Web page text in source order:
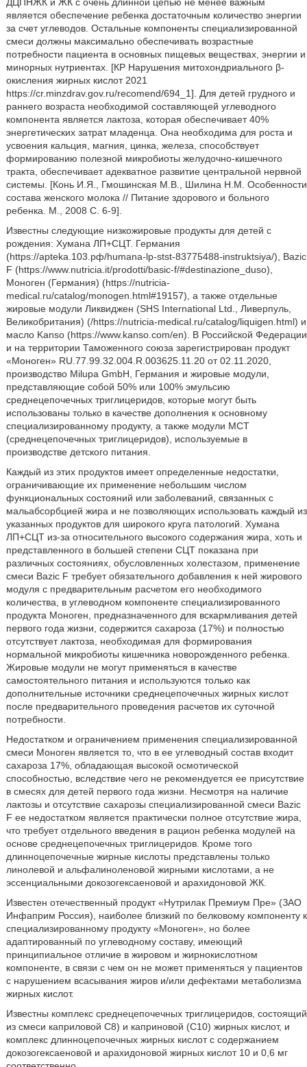
является обеспечение ребенка достаточным количество энергии
за счет углеводов. Остальные компоненты специализированной
смеси должны максимально обеспечивать возрастные
потребности пациента в основных пищевых веществах, энергии и
минорных нутриентах. [КР Нарушения митохондриального β-
окисления жирных кислот 2021
https://cr.minzdrav.gov.ru/recomend/694_1]. Для детей грудного и
раннего возраста необходимой составляющей углеводного
компонента является лактоза, которая обеспечивает 40%
энергетических затрат младенца. Она необходима для роста и
усвоения кальция, магния, цинка, железа, способствует
формированию полезной микробиоты желудочно-кишечного
тракта, обеспечивает адекватное развитие центральной нервной
системы. [Конь И.Я., Гмошинская М.В., Шилина Н.М. Особенности
состава женского молока // Питание здорового и больного
ребенка. М., 2008 С. 6-9].
Известны следующие низкожировые продукты для детей с
рождения: Хумана ЛП+СЦТ. Германия
(https://apteka.103.рф/humana-lp-stst-83775488-instruktsiya/), Bazic
F (https://www.nutricia.it/prodotti/basic-f/#destinazione_duso),
Моноген (Германия) (https://nutricia-
medical.ru/catalog/monogen.html#19157), а также отдельные
жировые модули Ликвиджен (SHS International Ltd., Ливерпуль,
Великобритания) (/https://nutricia-medical.ru/catalog/liquigen.html) и
масло Kanso (https://www.kanso.com/en). В Российской Федерации
и на территории Таможенного союза зарегистрирован продукт
«Моноген» RU.77.99.32.004.R.003625.11.20 от 02.11.2020,
производство Milupa GmbH, Германия и жировые модули,
представляющие собой 50% или 100% эмульсию
среднецепочечных триглицеридов, которые могут быть
использованы только в качестве дополнения к основному
специализированному продукту, а также модули МСТ
(среднецепочечных триглицеридов), используемые в
производстве детского питания.
Каждый из этих продуктов имеет определенные недостатки,
ограничивающие их применение небольшим числом
функциональных состояний или заболеваний, связанных с
мальабсорбцией жира и не позволяющих использовать каждый из
указанных продуктов для широкого круга патологий. Хумана
ЛП+СЦТ из-за относительного высокого содержания жира, хоть и
представленного в большей степени СЦТ показана при
различных состояниях, обусловленных холестазом, применение
смеси Bazic F требует обязательного добавления к ней жирового
модуля с предварительным расчетом его необходимого
количества, в углеводном компоненте специализированного
продукта Моноген, предназначенного для вскармливания детей
первого года жизни, содержится сахароза (17%) и полностью
отсутствует лактоза, необходимая для формирования
нормальной микробиоты кишечника новорожденного ребенка.
Жировые модули не могут применяться в качестве
самостоятельного питания и используются только как
дополнительные источники среднецепочечных жирных кислот
после предварительного проведения расчетов их суточной
потребности.
Недостатком и ограничением применения специализированной
смеси Моноген является то, что в ее углеводный состав входит
сахароза 17%, обладающая высокой осмотической
способностью, вследствие чего не рекомендуется ее присутствие
в смесях для детей первого года жизни. Несмотря на наличие
лактозы и отсутствие сахарозы специализированной смеси Bazic
F ее недостатком является практически полное отсутствие жира,
что требует отдельного введения в рацион ребенка модулей на
основе среднецепочечных триглицеридов. Кроме того
длинноцепочечные жирные кислоты представлены только
линолевой и альфалиноленовой жирными кислотами, а не
эссенциальными докозогексаеновой и арахидоновой ЖК.
Известен отечественный продукт «Нутрилак Премиум Пре» (ЗАО
Инфаприм Россия), наиболее близкий по белковому компоненту к
специализированному продукту «Моноген», но более
адаптированный по углеводному составу, имеющий
принципиальное отличие в жировом и жирнокислотном
компоненте, в связи с чем он не может применяться у пациентов
с нарушением всасывания жиров и/или дефектами метаболизма
жирных кислот.
Известны комплекс среднецепочечных триглицеридов, состоящий
из смеси каприловой С8) и каприновой (С10) жирных кислот, и
комплекс длинноцепочечных жирных кислот с содержанием
докозогексаеновой и арахидоновой жирных кислот 10 и 0,6 мг